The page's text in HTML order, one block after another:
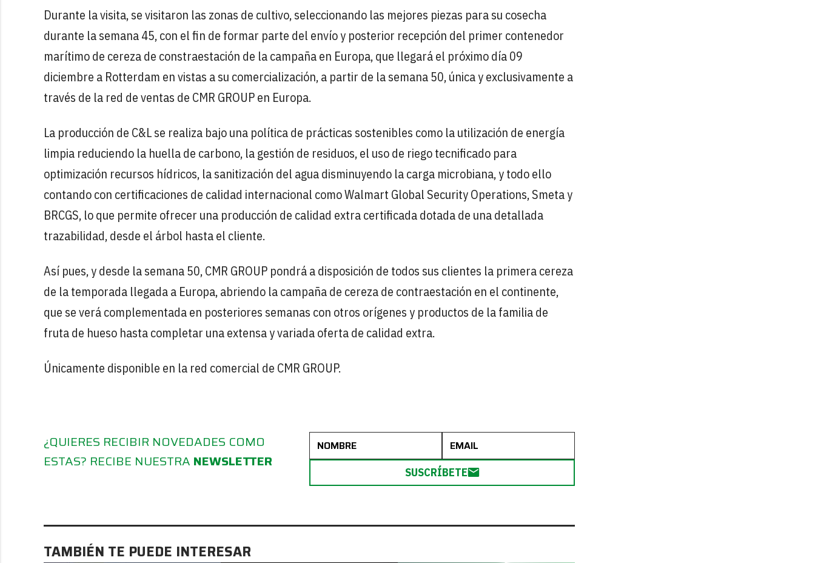
Durante la visita, se visitaron las zonas de cultivo, seleccionando las mejores piezas para su cosecha
durante la semana 45, con el fin de formar parte del envío y posterior recepción del primer contenedor
marítimo de cereza de constraestación de la campaña en Europa, que llegará el próximo día 09
diciembre a Rotterdam en vistas a su comercialización, a partir de la semana 50, única y exclusivamente a
través de la red de ventas de CMR GROUP en Europa.
La producción de C&L se realiza bajo una política de prácticas sostenibles como la utilización de energía
limpia reduciendo la huella de carbono, la gestión de residuos, el uso de riego tecnificado para
optimización recursos hídricos, la sanitización del agua disminuyendo la carga microbiana, y todo ello
contando con certificaciones de calidad internacional como Walmart Global Security Operations, Smeta y
BRCGS, lo que permite ofrecer una producción de calidad extra certificada dotada de una detallada
trazabilidad, desde el árbol hasta el cliente.
Así pues, y desde la semana 50, CMR GROUP pondrá a disposición de todos sus clientes la primera cereza
de la temporada llegada a Europa, abriendo la campaña de cereza de contraestación en el continente,
que se verá complementada en posteriores semanas con otros orígenes y productos de la familia de
fruta de hueso hasta completar una extensa y variada oferta de calidad extra.
Únicamente disponible en la red comercial de CMR GROUP.
¿QUIERES RECIBIR NOVEDADES COMO
ESTAS? RECIBE NUESTRA NEWSLETTER
SUSCRÍBETE
TAMBIÉN TE PUEDE INTERESAR